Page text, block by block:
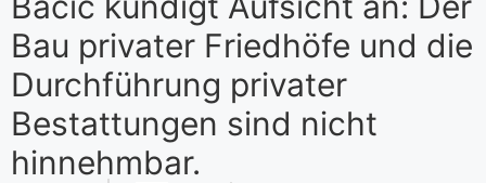
Bau privater Friedhöfe und die
Durchführung privater
Bestattungen sind nicht
hinnehmbar.